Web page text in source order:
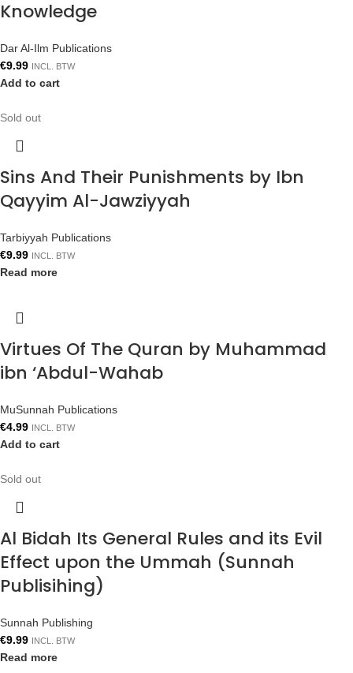
Knowledge
Dar Al-Ilm Publications
€9.99 INCL. BTW
Add to cart
Sold out
Sins And Their Punishments by Ibn
Qayyim Al-Jawziyyah
Tarbiyyah Publications
€9.99 INCL. BTW
Read more
Virtues Of The Quran by Muhammad
ibn ‘Abdul-Wahab
MuSunnah Publications
€4.99 INCL. BTW
Add to cart
Sold out
Al Bidah Its General Rules and its Evil
Effect upon the Ummah (Sunnah
Publisihing)
Sunnah Publishing
€9.99 INCL. BTW
Read more